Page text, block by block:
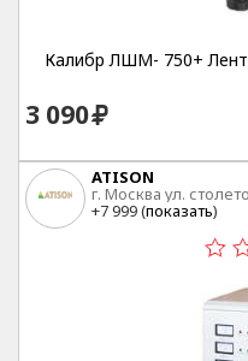
Калибр ЛШМ- 750+
3 090
ATISON
г. Москва ул.
+7 999 (показать)